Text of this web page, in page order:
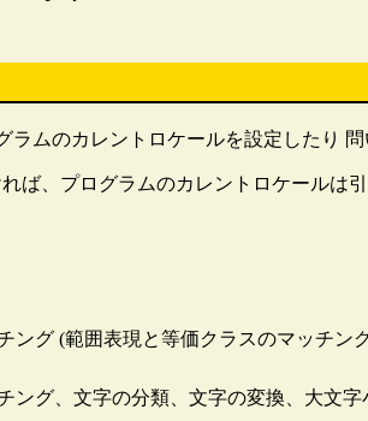
ラムのカレントロケールを設定したり
ば、プログラムのカレントロケールは
ング (範囲表現と等価クラスのマッチン
ング、文字の分類、文字の変換、大文